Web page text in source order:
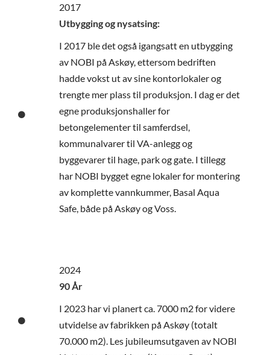
2017
Utbygging og nysatsing:
I 2017 ble det også igangsatt en utbygging
av NOBI på Askøy, ettersom bedriften
hadde vokst ut av sine kontorlokaler og
trengte mer plass til produksjon. I dag er det
egne produksjonshaller for
betongelementer til samferdsel,
kommunalvarer til VA-anlegg og
byggevarer til hage, park og gate. I tillegg
har NOBI bygget egne lokaler for montering
av komplette vannkummer, Basal Aqua
Safe, både på Askøy og Voss.
2024
90 År
I 2023 har vi planert ca. 7000 m2 for videre
utvidelse av fabrikken på Askøy (totalt
70.000 m2). Les jubileumsutgaven av NOBI